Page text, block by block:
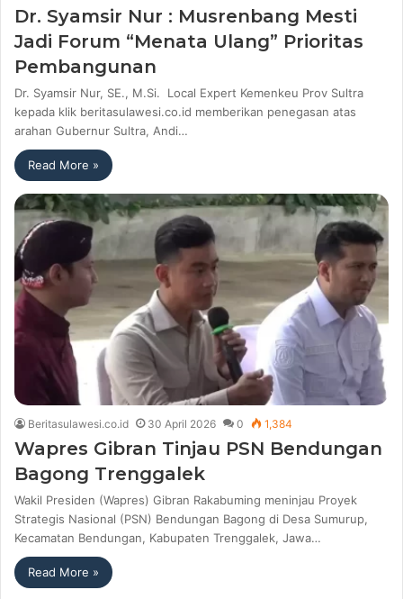
Dr. Syamsir Nur : Musrenbang Mesti
Jadi Forum “Menata Ulang” Prioritas
Pembangunan
Dr. Syamsir Nur, SE., M.Si. Local Expert Kemenkeu Prov Sultra
kepada klik beritasulawesi.co.id memberikan penegasan atas
arahan Gubernur Sultra, Andi…
Read More »
Beritasulawesi.co.id 30 April 2026 0 1,384
Wapres Gibran Tinjau PSN Bendungan
Bagong Trenggalek
Wakil Presiden (Wapres) Gibran Rakabuming meninjau Proyek
Strategis Nasional (PSN) Bendungan Bagong di Desa Sumurup,
Kecamatan Bendungan, Kabupaten Trenggalek, Jawa…
Read More »